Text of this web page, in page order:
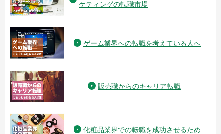
ケティングの転職市場
ゲーム業界への転職を考えている人へ
販売職からのキャリア転職
化粧品業界での転職を成功させるため